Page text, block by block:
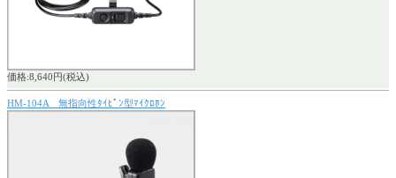
価格:8,640円(税込)
HM-104A 無指向性ﾀｲﾋﾟﾝ型ﾏｲｸﾛﾎﾝ